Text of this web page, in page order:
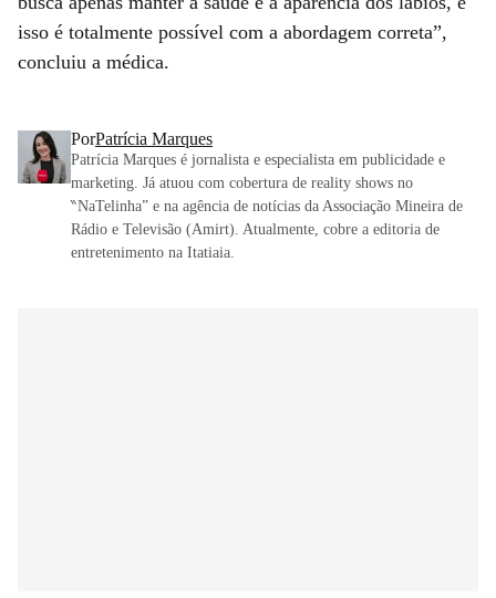
isso é totalmente possível com a abordagem correta”,
concluiu a médica.
PorPatrícia Marques
Patrícia Marques é jornalista e especialista em publicidade e
marketing. Já atuou com cobertura de reality shows no
‶NaTelinha” e na agência de notícias da Associação Mineira de
Rádio e Televisão (Amirt). Atualmente, cobre a editoria de
entretenimento na Itatiaia.